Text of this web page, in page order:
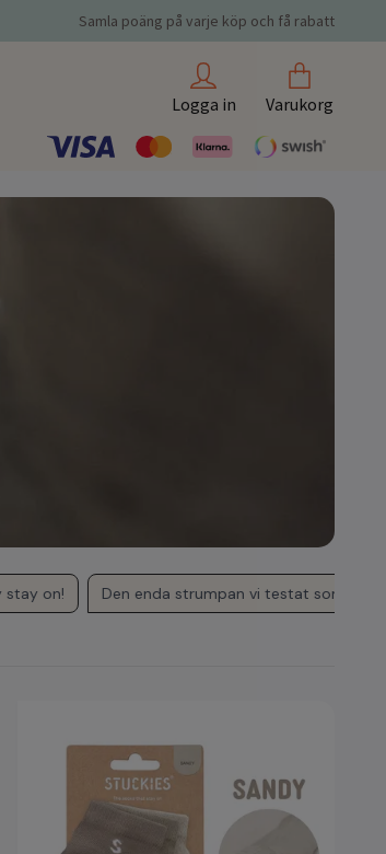
Samla poäng på varje köp och få rabatt
Logga in
Varukorg